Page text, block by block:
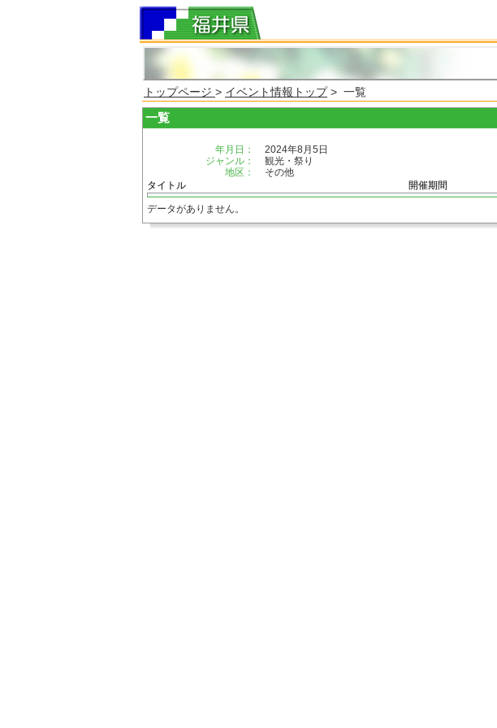
トップページ > イベント情報トップ> 一覧
一覧
年月日：
2024年8月5日
ジャンル：
観光・祭り
地区：
その他
タイトル
開催期間
データがありません。